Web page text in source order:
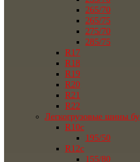
265/70
265/75
275/70
285/75
R17
R18
R19
R20
R21
R22
Легкогрузовые шины бу
R10c
195/50
R12c
155/80